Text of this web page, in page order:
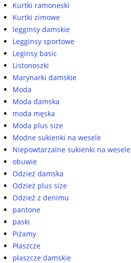
Kurtki ramoneski
Kurtki zimowe
legginsy damskie
Legginsy sportowe
Leginsy basic
Listonoszki
Marynarki damskie
Moda
Moda damska
moda męska
Moda plus size
Modne sukienki na wesele
Niepowtarzalne sukienki na wesele
obuwie
Odzież damska
Odzież plus size
Odzież z denimu
pantone
paski
Piżamy
Płaszcze
płaszcze damskie